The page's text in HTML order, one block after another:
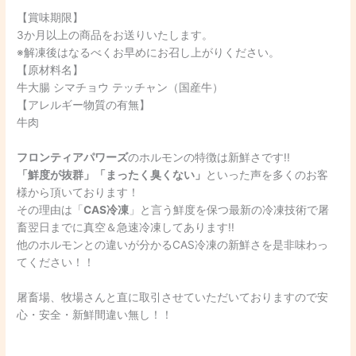
【賞味期限】
3か月以上の商品をお送りいたします。
※解凍後はなるべくお早めにお召し上がりください。
【原材料名】
牛大腸 シマチョウ テッチャン（国産牛）
【アレルギー物質の有無】
牛肉
フロンティアパワーズのホルモンの特徴は新鮮さです!!
「鮮度が抜群」「まったく臭くない」 といった声を多くのお客
様から頂いております！
その理由は「CAS冷凍 」と言う鮮度を保つ最新の冷凍技術で屠
畜翌日までに真空＆急速冷凍してあります!!
他のホルモンとの違いが分かるCAS冷凍の新鮮さを是非味わっ
てください！！
屠畜場、牧場さんと直に取引させていただいておりますので安
心・安全・新鮮間違い無し！！